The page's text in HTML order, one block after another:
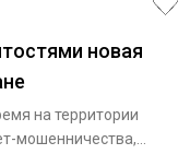
новая
на территории
мошенничества,